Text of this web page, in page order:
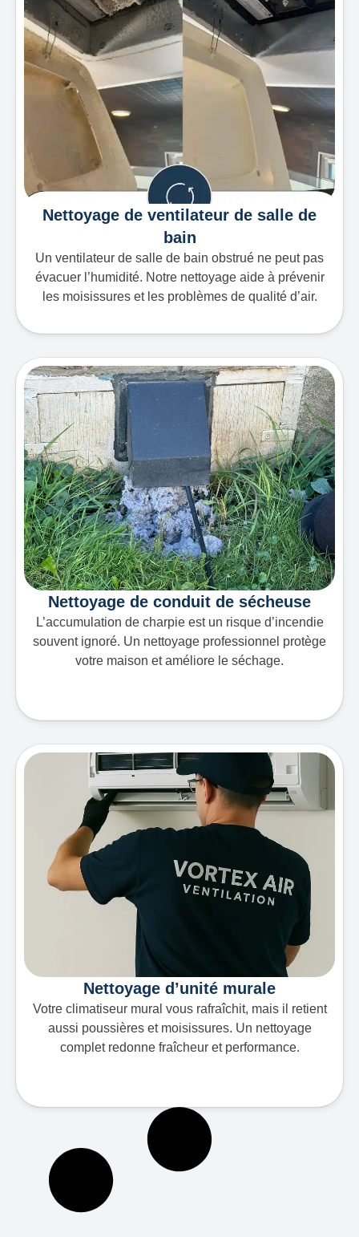
Nettoyage de ventilateur de salle de
bain
Un ventilateur de salle de bain obstrué ne peut pas
évacuer l’humidité. Notre nettoyage aide à prévenir
les moisissures et les problèmes de qualité d’air.
Nettoyage de conduit de sécheuse
L’accumulation de charpie est un risque d’incendie
souvent ignoré. Un nettoyage professionnel protège
votre maison et améliore le séchage.
Nettoyage d’unité murale
Votre climatiseur mural vous rafraîchit, mais il retient
aussi poussières et moisissures. Un nettoyage
complet redonne fraîcheur et performance.